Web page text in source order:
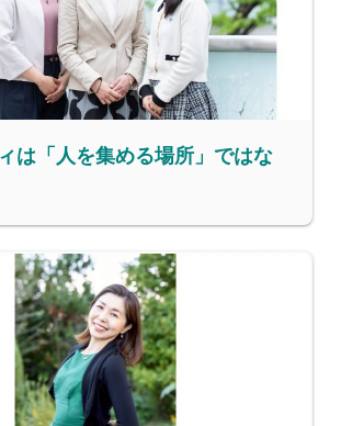
は「人を集める場所」ではな